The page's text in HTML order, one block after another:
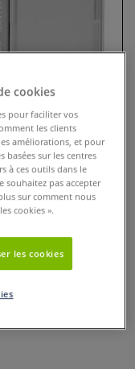
Graphite Line
cookies
pour faciliter vos
les clients
améliorations, et pour
basées sur les centres
à ces outils dans le
souhaitez pas accepter
sur comment nous
cookies ».
les cookies